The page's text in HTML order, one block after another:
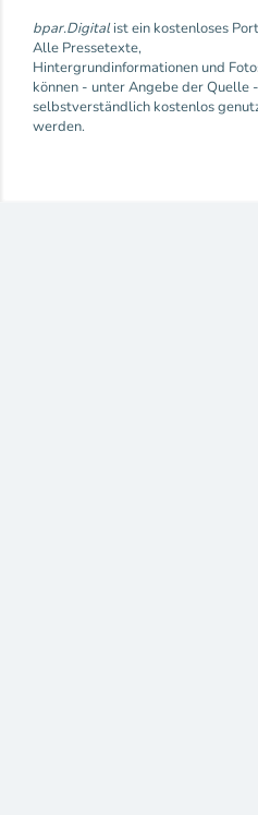
bpar.Digitalist ein kostenloses
Alle Pressetexte,
Hintergrundinformationen und
können - unter Angebe der Quelle -
selbstverständlich kostenlos
werden.